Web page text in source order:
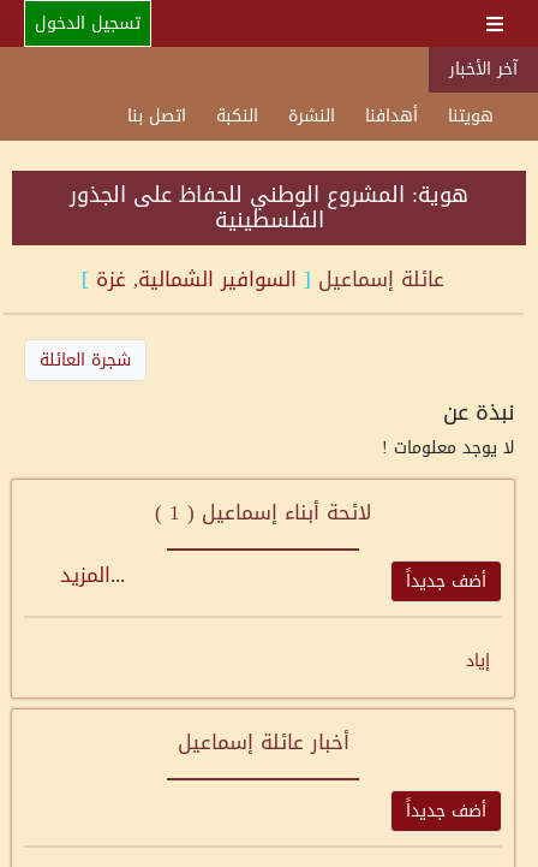
تسجيل الدخول
آخر الأخبار
هويتنا
أهدافنا النشرة النكبة اتصل بنا
هوية: المشروع الوطني للحفاظ على الجذور
الفلسطينية
عائلة إسماعيل [ السوافير الشمالية, غزة ]
شجرة العائلة
نبذة عن
لا يوجد معلومات !
لائحة أبناء إسماعيل ( 1
)
أضف جديداً ...المزيد
إياد
أخبار عائلة إسماعيل
أضف جديداً